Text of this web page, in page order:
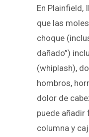
En Plainfield,
que las
choque
dañado”)
(whiplash),
hombros,
dolor de
puede añadir
columna y